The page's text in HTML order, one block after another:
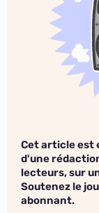
Cet article est
d'une
lecteurs, sur
Soutenez le
abonnant.